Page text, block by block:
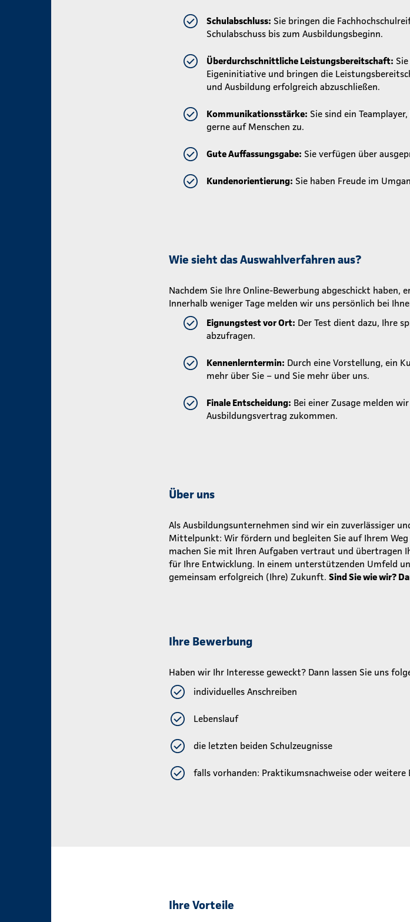
Schulabschluss: Sie bringen die
Schulabschuss bis zum Ausbildungsbeginn.
Überdurchschnittliche Leistungsbereitschaft:
Eigeninitiative und bringen die
und Ausbildung erfolgreich abzuschließen.
Kommunikationsstärke: Sie sind ein
gerne auf Menschen zu.
Gute Auffassungsgabe: Sie verfügen über
Kundenorientierung: Sie haben Freude im
Wie sieht das Auswahlverfahren aus?
Nachdem Sie Ihre Online-Bewerbung abgeschickt haben,
Innerhalb weniger Tage melden wir uns persönlich bei
Eignungstest vor Ort: Der Test dient dazu, Ihre
abzufragen.
Kennenlerntermin: Durch eine Vorstellung, ein
mehr über Sie – und Sie mehr über uns.
Finale Entscheidung: Bei einer Zusage melden
Ausbildungsvertrag zukommen.
Über uns
Als Ausbildungsunternehmen sind wir ein zuverlässiger
Mittelpunkt: Wir fördern und begleiten Sie auf Ihrem
machen Sie mit Ihren Aufgaben vertraut und übertragen
für Ihre Entwicklung. In einem unterstützenden Umfeld
gemeinsam erfolgreich (Ihre) Zukunft. Sind Sie wie wir?
Ihre Bewerbung
Haben wir Ihr Interesse geweckt? Dann lassen Sie uns
individuelles Anschreiben
Lebenslauf
die letzten beiden Schulzeugnisse
falls vorhanden: Praktikumsnachweise oder weitere
Ihre Vorteile